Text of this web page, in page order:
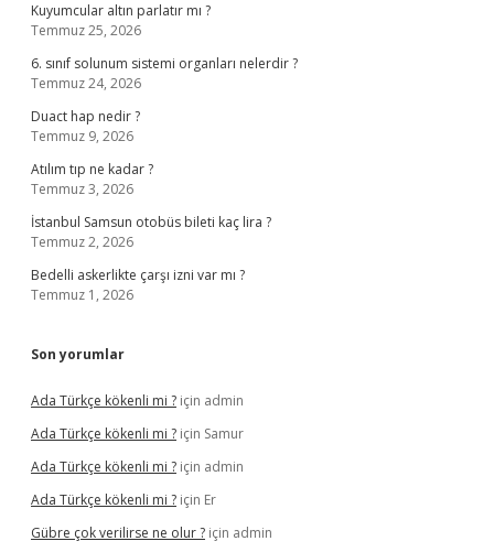
Kuyumcular altın parlatır mı ?
Temmuz 25, 2026
6. sınıf solunum sistemi organları nelerdir ?
Temmuz 24, 2026
Duact hap nedir ?
Temmuz 9, 2026
Atılım tıp ne kadar ?
Temmuz 3, 2026
İstanbul Samsun otobüs bileti kaç lira ?
Temmuz 2, 2026
Bedelli askerlikte çarşı izni var mı ?
Temmuz 1, 2026
Son yorumlar
Ada Türkçe kökenli mi ? için admin
Ada Türkçe kökenli mi ? için Samur
Ada Türkçe kökenli mi ? için admin
Ada Türkçe kökenli mi ? için Er
Gübre çok verilirse ne olur ? için admin